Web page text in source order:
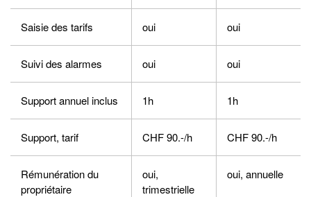
Saisie des tarifs oui oui
Suivi des alarmes oui oui
Support annuel inclus 1h 1h
Support, tarif CHF 90.-/h CHF 90.-/h
Rémunération du
propriétaire
oui,
trimestrielle
oui, annuelle